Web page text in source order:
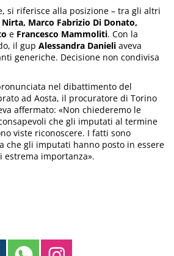
si riferisce alla posizione – tra gli altri
Marco Fabrizio Di Donato,
e Francesco Mammoliti. Con la
il gupAlessandra Danieli aveva
generiche. Decisione non condivisa
nel dibattimento del
ad Aosta, il procuratore di Torino
affermato: «Non chiederemo le
che gli imputati al termine
viste riconoscere. I fatti sono
che gli imputati hanno posto in essere
estrema importanza».